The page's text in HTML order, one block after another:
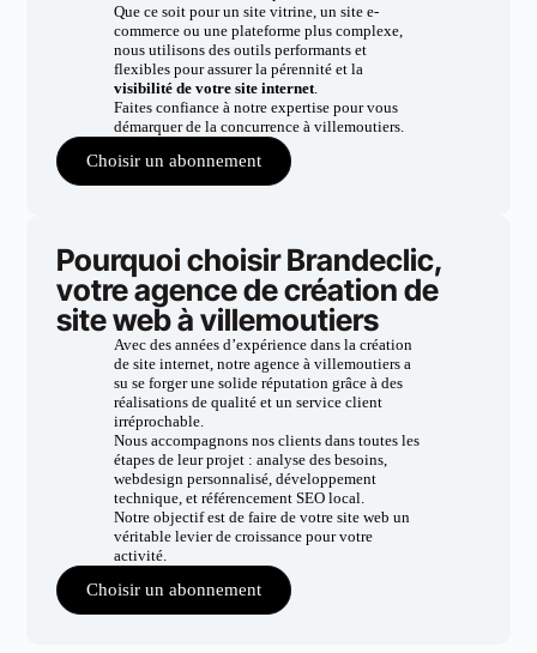
Que ce soit pour un site vitrine, un site e-
commerce ou une plateforme plus complexe,
nous utilisons des outils performants et
flexibles pour assurer la pérennité et la
visibilité de votre site internet.
Faites confiance à notre expertise pour vous
démarquer de la concurrence à villemoutiers.
Choisir un abonnement
Pourquoi choisir Brandeclic,
votre agence de création de
site web à villemoutiers
Avec des années d’expérience dans la création
de site internet, notre agence à villemoutiers a
su se forger une solide réputation grâce à des
réalisations de qualité et un service client
irréprochable.
Nous accompagnons nos clients dans toutes les
étapes de leur projet : analyse des besoins,
webdesign personnalisé, développement
technique, et référencement SEO local.
Notre objectif est de faire de votre site web un
véritable levier de croissance pour votre
activité.
Choisir un abonnement